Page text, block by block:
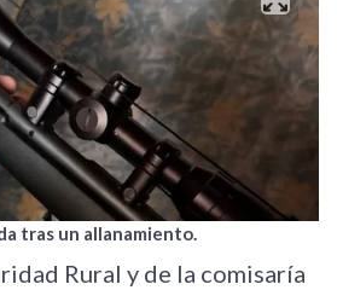
tras un allanamiento.
Rural y de la comisaría